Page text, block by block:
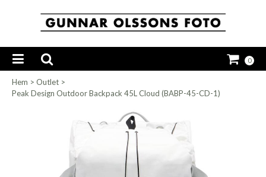
0
Hem > Outlet >
Peak Design Outdoor Backpack 45L Cloud (BABP-45-CD-1)